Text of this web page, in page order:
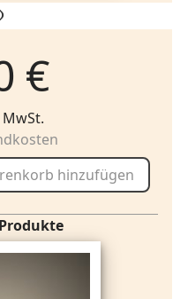
€
hinzufügen